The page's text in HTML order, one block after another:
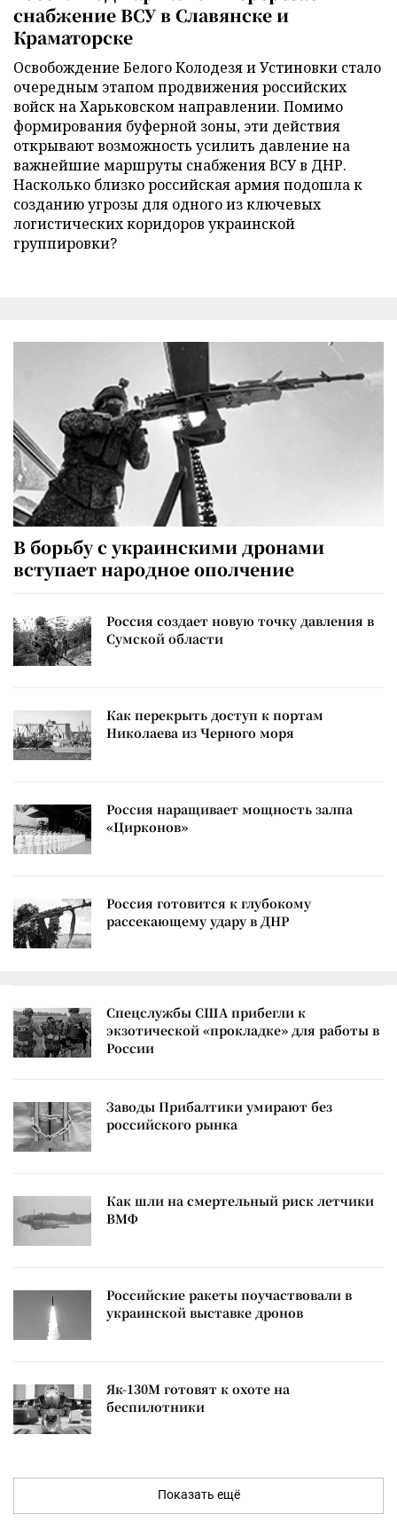
снабжение ВСУ в Славянске и
Краматорске
Освобождение Белого Колодезя и Устиновки стало
очередным этапом продвижения российских
войск на Харьковском направлении. Помимо
формирования буферной зоны, эти действия
открывают возможность усилить давление на
важнейшие маршруты снабжения ВСУ в ДНР.
Насколько близко российская армия подошла к
созданию угрозы для одного из ключевых
логистических коридоров украинской
группировки?
В борьбу с украинскими дронами
вступает народное ополчение
Россия создает новую точку давления в
Сумской области
Как перекрыть доступ к портам
Николаева из Черного моря
Россия наращивает мощность залпа
«Цирконов»
Россия готовится к глубокому
рассекающему удару в ДНР
Спецслужбы США прибегли к
экзотической «прокладке» для работы в
России
Заводы Прибалтики умирают без
российского рынка
Как шли на смертельный риск летчики
ВМФ
Российские ракеты поучаствовали в
украинской выставке дронов
Як-130М готовят к охоте на
беспилотники
Показать ещё